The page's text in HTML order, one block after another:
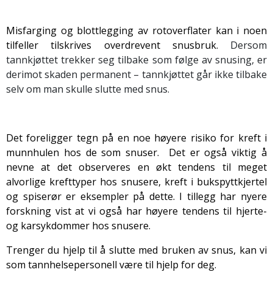
Misfarging og blottlegging av rotoverflater kan i noen
tilfeller tilskrives overdrevent snusbruk. Dersom
tannkjøttet trekker seg tilbake som følge av snusing, er
derimot skaden permanent – tannkjøttet går ikke tilbake
selv om man skulle slutte med snus.
Det foreligger tegn på en noe høyere risiko for kreft i
munnhulen hos de som snuser. Det er også viktig å
nevne at det observeres en økt tendens til meget
alvorlige krefttyper hos snusere, kreft i bukspyttkjertel
og spiserør er eksempler på dette. I tillegg har nyere
forskning vist at vi også har høyere tendens til hjerte-
og karsykdommer hos snusere.
Trenger du hjelp til å slutte med bruken av snus, kan vi
som tannhelsepersonell være til hjelp for deg.